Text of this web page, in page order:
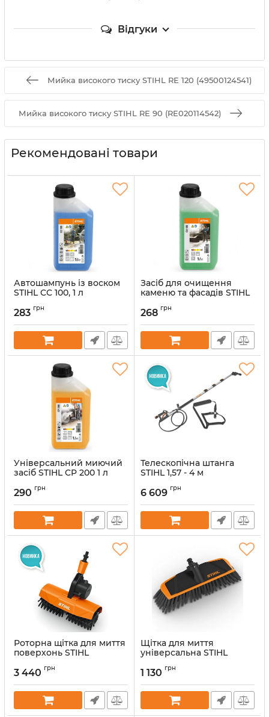
Відгуки
Мийка високого тиску STIHL RE 120 (49500124541)
Мийка високого тиску STIHL RE 90 (RE020114542)
Рекомендовані товари
Автошампунь із воском
STIHL CC 100, 1 л
Артикул:
283 грн
Засіб для очищення
каменю та фасадів STIHL
Артикул:
268 грн
Універсальний миючий
засіб STIHL CP 200 1 л
Артикул:
290 грн
Телескопічна штанга
STIHL 1,57 - 4 м
Артикул: 60248
6 609 грн
Роторна щітка для миття
поверхонь STIHL
Артикул: 60583
3 440 грн
Щітка для миття
універсальна STIHL
Артикул:
1 130 грн